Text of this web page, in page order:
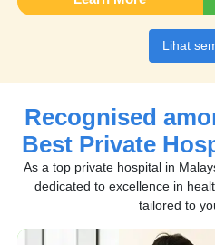
Lihat
Recognised
Best Private
As a top private hospital in
dedicated to excellence in
tailored to